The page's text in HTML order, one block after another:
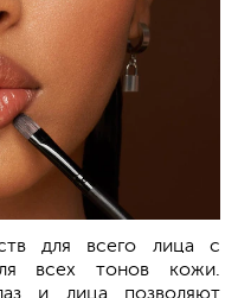
для всего лица с
всех тонов кожи.
и лица позволяют